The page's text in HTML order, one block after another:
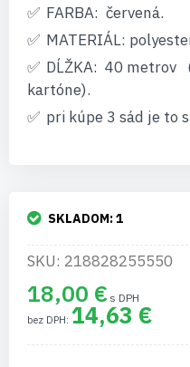
FARBA: červená.
MATERIÁL:
DĹŽKA: 40 metrov
kartóne).
pri kúpe 3 sád je to
SKLADOM:1
SKU: 218828255550
18,00 €
14,63 €